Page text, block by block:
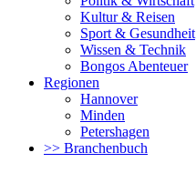
Kultur & Reisen
Sport & Gesundheit
Wissen & Technik
Bongos Abenteuer
Regionen
Hannover
Minden
Petershagen
>> Branchenbuch